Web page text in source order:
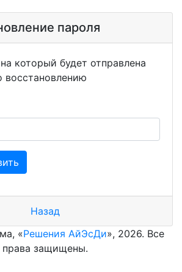
пароля
который будет отправлена
восстановлению
Назад
«Решения АйЭсДи», 2026. Все
права защищены.